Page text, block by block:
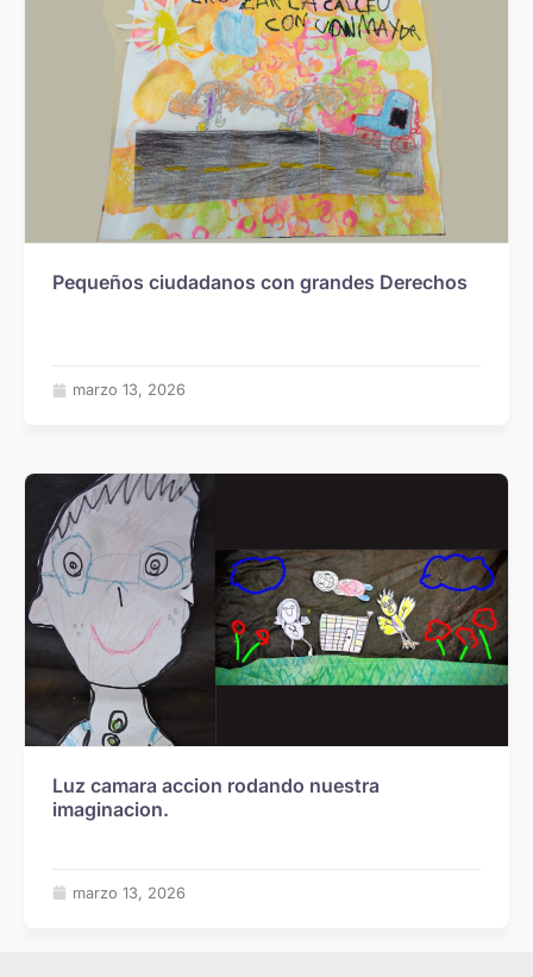
Pequeños ciudadanos con grandes Derechos
marzo 13, 2026
Luz camara accion rodando nuestra
imaginacion.
marzo 13, 2026